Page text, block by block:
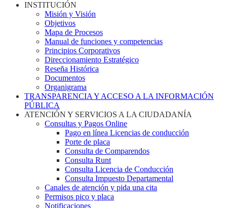
INSTITUCIÓN
Misión y Visión
Objetivos
Mapa de Procesos
Manual de funciones y competencias
Principios Corporativos
Direccionamiento Estratégico
Reseña Histórica
Documentos
Organigrama
TRANSPARENCIA Y ACCESO A LA INFORMACIÓN
PÚBLICA
ATENCIÓN Y SERVICIOS A LA CIUDADANÍA
Consultas y Pagos Online
Pago en línea Licencias de conducción
Porte de placa
Consulta de Comparendos
Consulta Runt
Consulta Licencia de Conducción
Consulta Impuesto Departamental
Canales de atención y pida una cita
Permisos pico y placa
Notificaciones